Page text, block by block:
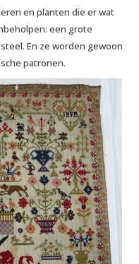
en planten die er wat
een grote
En ze worden gewoon
patronen.